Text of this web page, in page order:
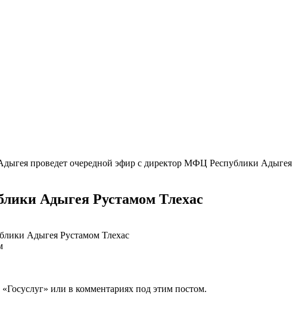
проведет очередной эфир с директор МФЦ Республики Адыгея
Адыгея Рустамом Тлехас
или в комментариях под этим постом.